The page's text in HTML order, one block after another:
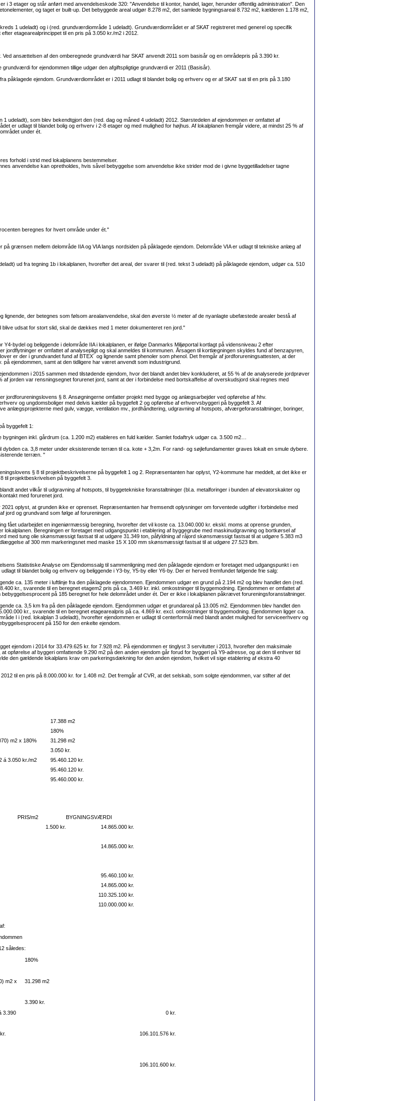
i 3 etager og står anført med anvendelseskode 320: "Anvendelse til kontor, handel, lager, herunder offentlig administration". Den
og taget er built-up. Det bebyggede areal udgør 8.278 m2, det samlede bygningsareal 8.732 m2, kælderen 1.178 m2,
1 udeladt) og i (red. grundværdiområde 1 udeladt). Grundværdiområdet er af SKAT registreret med generel og specifik
etagearealprincippet til en pris på 3.050 kr./m2 i 2012.
ansættelsen af den omberegnede grundværdi har SKAT anvendt 2011 som basisår og en områdepris på 3.390 kr.
for ejendommen tillige udgør den afgiftspligtige grundværdi er 2011 (Basisår).
påklagede ejendom. Grundværdiområdet er i 2011 udlagt til blandet bolig og erhverv og er af SKAT sat til en pris på 3.180
udeladt), som blev bekendtgjort den (red. dag og måned 4 udeladt) 2012. Størstedelen af ejendommen er omfattet af
er udlagt til blandet bolig og erhverv i 2-8 etager og med mulighed for højhus. Af lokalplanen fremgår videre, at mindst 25 % af
under ét.
forhold i strid med lokalplanens bestemmelser.
anvendelse kan opretholdes, hvis såvel bebyggelse som anvendelse ikke strider mod de i givne byggetilladelser tagne
beregnes for hvert område under ét."
grænsen mellem delområde IIA og VIA langs nordsiden på påklagede ejendom. Delområde VIA er udlagt til tekniske anlæg af
ud fra tegning 1b i lokalplanen, hvorefter det areal, der svarer til (red. tekst 3 udeladt) på påklagede ejendom, udgør ca. 510
lignende, der betegnes som følsom arealanvendelse, skal den øverste ½ meter af de nyanlagte ubefæstede arealer bestå af
udsat for stort slid, skal de dækkes med 1 meter dokumenteret ren jord."
bydel og beliggende i delområde IIA i lokalplanen, er ifølge Danmarks Miljøportal kortlagt på vidensniveau 2 efter
jordflytninger er omfattet af analysepligt og skal anmeldes til kommunen. Årsagen til kortlægningen skyldes fund af benzapyren,
er der i grundvandet fund af BTEX´ og lignende samt phenoler som phenol. Det fremgår af jordforureningsattesten, at der
ejendommen, samt at den tidligere har været anvendt som industrigrund.
i 2015 sammen med tilstødende ejendom, hvor det blandt andet blev konkluderet, at 55 % af de analyserede jordprøver
jorden var rensningsegnet forurenet jord, samt at der i forbindelse med bortskaffelse af overskudsjord skal regnes med
jordforureningslovens § 8. Ansøgningerne omfatter projekt med bygge og anlægsarbejder ved opførelse af hhv.
og ungdomsboliger med delvis kælder på byggefelt 2 og opførelse af erhvervsbyggeri på byggefelt 3. Af
anlægsprojekterne med gulv, vægge, ventilation mv., jordhåndtering, udgravning af hotspots, afværgeforanstaltninger, boringer,
byggefelt 1:
inkl. gårdrum (ca. 1.200 m2) etableres en fuld kælder. Samlet fodaftryk udgør ca. 3.500 m2…
ca. 3,8 meter under eksisterende terræn til ca. kote + 3,2m. For rand- og søjlefundamenter graves lokalt en smule dybere.
terræn. "
§ 8 til projektbeskrivelserne på byggefelt 1 og 2. Repræsentanten har oplyst, Y2-kommune har meddelt, at det ikke er
til projektbeskrivelsen på byggefelt 3.
andet vilkår til udgravning af hotspots, til byggetekniske foranstaltninger (bl.a. metalforinger i bunden af elevatorskakter og
med forurenet jord.
oplyst, at grunden ikke er oprenset. Repræsentanten har fremsendt oplysninger om forventede udgifter i forbindelse med
jord og grundvand som følge af forureningen.
fået udarbejdet en ingeniørmæssig beregning, hvorefter det vil koste ca. 13.040.000 kr. ekskl. moms at oprense grunden,
lokalplanen. Beregningen er foretaget med udgangspunkt i etablering af byggegrube med maskinudgravning og bortkørsel af
med tung olie skønsmæssigt fastsat til at udgøre 31.349 ton, påfyldning af råjord skønsmæssigt fastsat til at udgøre 5.383 m3
af 300 mm markeringsnet med maske 15 X 100 mm skønsmæssigt fastsat til at udgøre 27.523 lbm.
Statistiske Analyse om Ejendomssalg til sammenligning med den påklagede ejendom er foretaget med udgangspunkt i en
til blandet bolig og erhverv og beliggende i Y3-by, Y5-by eller Y6-by. Der er herved fremfundet følgende frie salg:
ca. 135 meter i luftlinje fra den påklagede ejendommen. Ejendommen udgør en grund på 2.194 m2 og blev handlet den (red.
kr., svarende til en beregnet etagem2 pris på ca. 3.469 kr. inkl. omkostninger til byggemodning. Ejendommen er omfattet af
på 185 beregnet for hele delområdet under ét. Der er ikke i lokalplanen påkrævet forureningsforanstaltninger.
ca. 3,5 km fra på den påklagede ejendom. Ejendommen udgør et grundareal på 13.005 m2. Ejendommen blev handlet den
kr., svarende til en beregnet etagearealpris på ca. 4.869 kr. excl. omkostninger til byggemodning. Ejendommen ligger ca.
I i (red. lokalplan 3 udeladt), hvorefter ejendommen er udlagt til centerformål med blandt andet mulighed for serviceerhverv og
på 150 for den enkelte ejendom.
ejendom i 2014 for 33.479.625 kr. for 7.928 m2. På ejendommen er tinglyst 3 servitutter i 2013, hvorefter den maksimale
opførelse af byggeri omfattende 9.290 m2 på den anden ejendom går forud for byggeri på Y9-adresse, og at den til enhver tid
den gældende lokalplans krav om parkeringsdækning for den anden ejendom, hvilket vil sige etablering af ekstra 40
til en pris på 8.000.000 kr. for 1.408 m2. Det fremgår af CVR, at det selskab, som solgte ejendommen, var stifter af det
17.388 m2
180%
m2 x 180%
31.298 m2
3.050 kr.
á 3.050 kr./m2
95.460.120 kr.
95.460.120 kr.
95.460.000 kr.
PRIS/m2
BYGNINGSVÆRDI
1.500 kr. 14.865.000 kr.
14.865.000 kr.
95.460.100 kr.
14.865.000 kr.
110.325.100 kr.
110.000.000 kr.
således:
180%
m2 x
31.298 m2
3.390 kr.
3.390
0 kr.
106.101.576 kr.
106.101.600 kr.